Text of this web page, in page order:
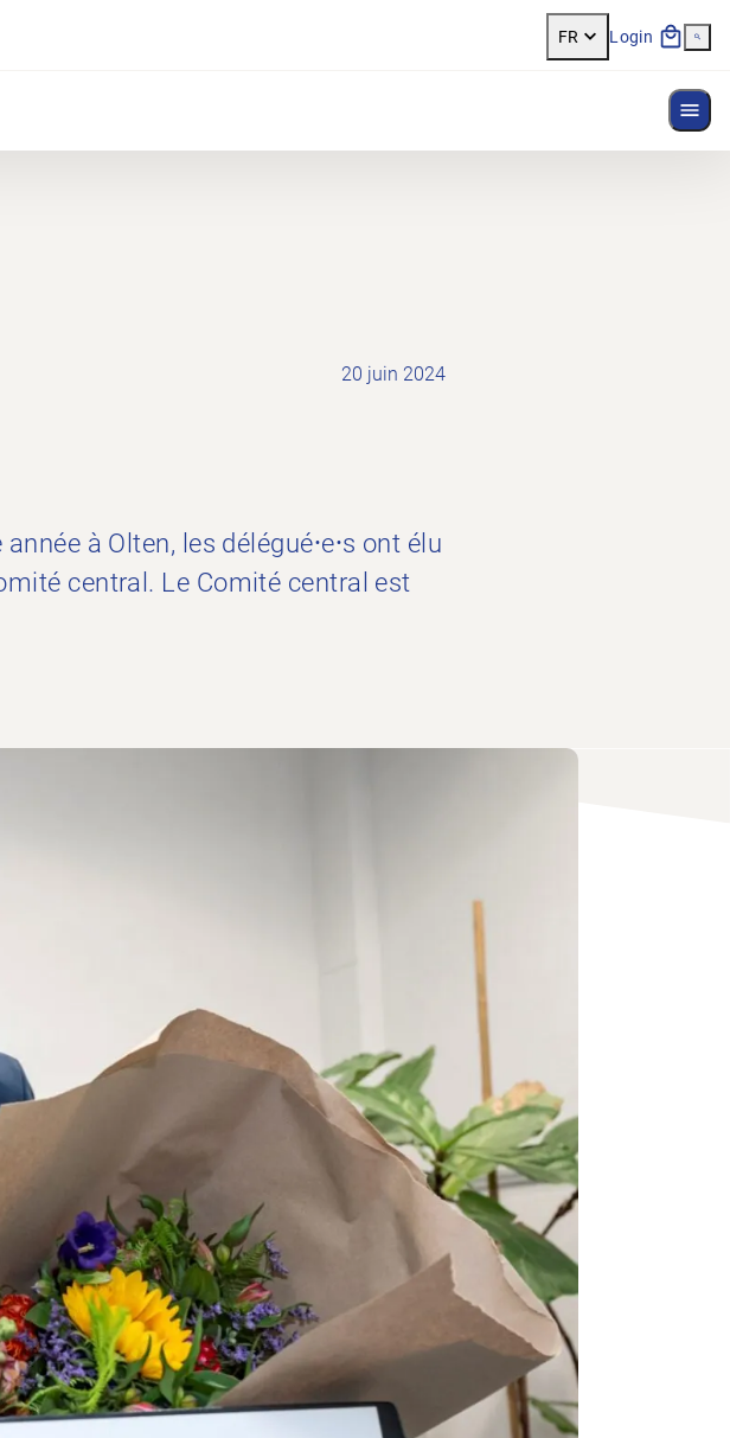
FR Login
20 juin 2024
à Olten, les délégué⸱e⸱s ont élu
central. Le Comité central est